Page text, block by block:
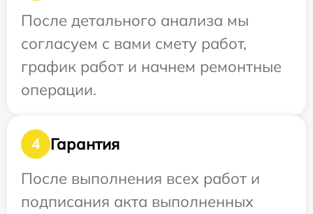
После детального анализа мы
согласуем с вами смету работ,
график работ и начнем ремонтные
операции.
4
Гарантия
После выполнения всех работ и
подписания акта выполненных